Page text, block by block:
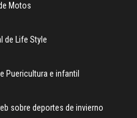
Motos
de Life Style
Puericultura e infantil
sobre deportes de invierno